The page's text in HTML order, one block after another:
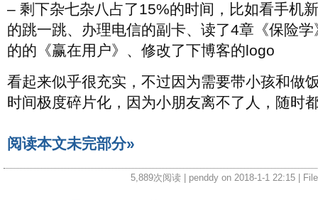
– 剩下杂七杂八占了15%的时间，比如看手机
的跳一跳、办理电信的副卡、读了4章《保险
的的《赢在用户》、修改了下博客的logo
看起来似乎很充实，不过因为需要带小孩和做
时间极度碎片化，因为小朋友离不了人，随时
阅读本文未完部分»
5,889次阅读 | penddy on 2018-1-1 22:15 |